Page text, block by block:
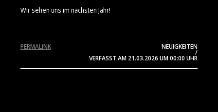
Wir sehen uns im nächsten Jahr!
NEUIGKEITEN
/
VERFASST AM 21.03.2026 UM 00:00 UHR
PERMALINK